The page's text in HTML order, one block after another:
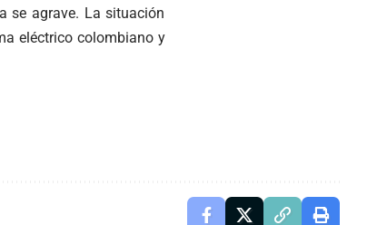
se agrave. La situación
eléctrico colombiano y